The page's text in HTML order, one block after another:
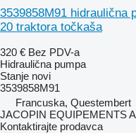
3539858M91 hidraulična
20 traktora točkaša
320 € Bez PDV-a
Hidraulična pumpa
Stanje novi
3539858M91
Francuska, Questembert
JACOPIN EQUIPEMENTS
Kontaktirajte prodavca